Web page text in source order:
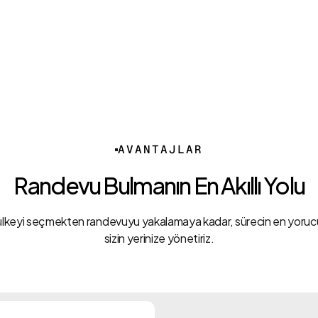
AVANTAJLAR
Randevu Bulmanın En Akıllı Yolu
seçmekten randevuyu yakalamaya kadar, sürecin en yorucu
sizin yerinize yönetiriz.